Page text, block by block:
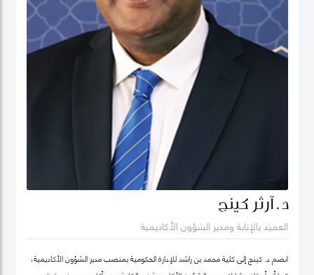
د. آرثر كينج
العميد بالإنابة ومدير الشؤون الأكاديمية
انضم د. كينج إلى كلية محمد بن راشد للإدارة الحكومية بمنصب مدير الشؤون الأكاديمية،